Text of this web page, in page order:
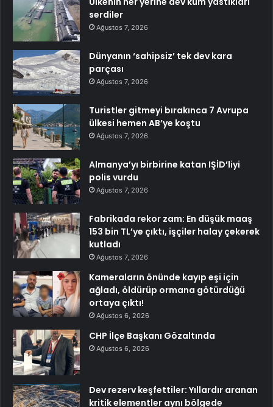
serdiler
Ağustos 7, 2026
Dünyanın ‘sahipsiz’ tek dev kara
parçası
Ağustos 7, 2026
Turistler gitmeyi bırakınca 7 Avrupa
ülkesi hemen AB’ye koştu
Ağustos 7, 2026
Almanya’yı birbirine katan IŞİD’liyi
polis vurdu
Ağustos 7, 2026
Fabrikada rekor zam: En düşük maaş
153 bin TL’ye çıktı, işçiler halay çekerek
kutladı
Ağustos 7, 2026
Kameraların önünde kayıp eşi için
ağladı, öldürüp ormana götürdüğü
ortaya çıktı!
Ağustos 6, 2026
CHP İlçe Başkanı Gözaltında
Ağustos 6, 2026
Dev rezerv keşfettiler: Yıllardır aranan
kritik elementler aynı bölgede